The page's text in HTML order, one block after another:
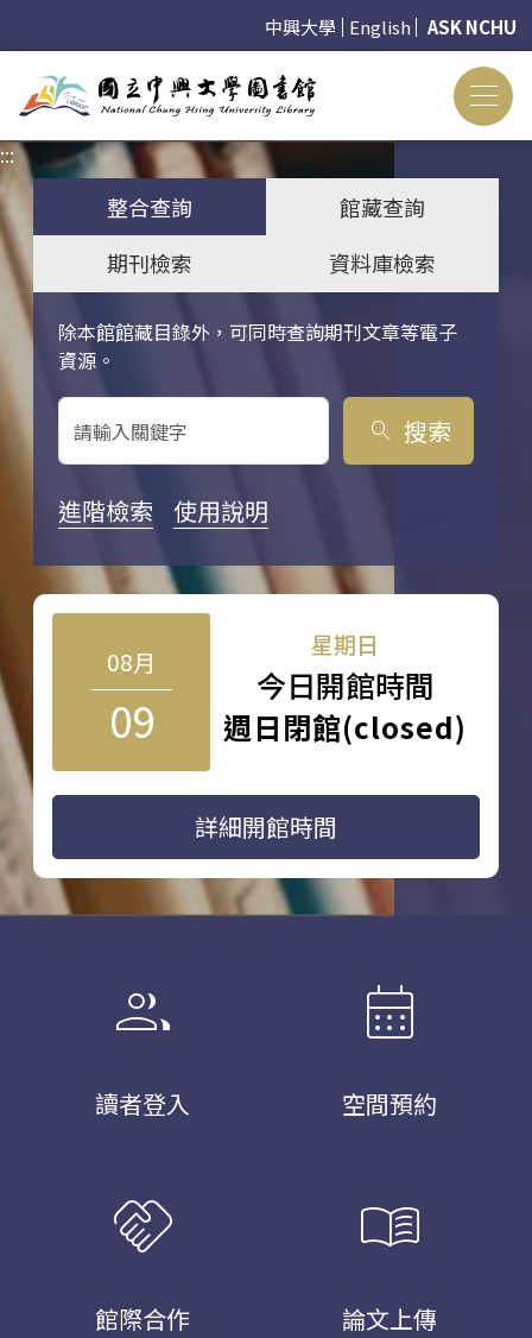
中興大學 English ASK NCHU
:::
整合查詢
館藏查詢
期刊檢索
資料庫檢索
除本館館藏目錄外，可同時查詢期刊文章等電子
資源。
關鍵字搜尋
search 搜索
進階檢索 使用說明
08月
09
星期日
今日開館時間
週日閉館(closed)
詳細開館時間
group
讀者登入
calendar_month
空間預約
handshake
館際合作
menu_book
論文上傳